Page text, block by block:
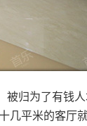
归为了有钱人
几平米的客厅